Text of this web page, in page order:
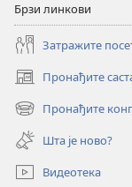
Брзи линкови
Затражите
Пронађите
(отвара
нови
прозор)
Пронађите
(отвара
нови
прозор)
Шта је ново?
Видеотека